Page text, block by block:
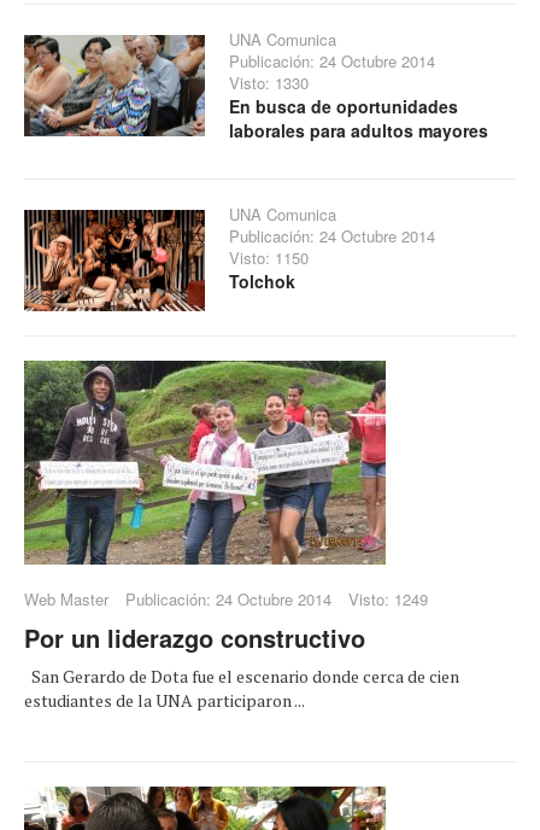
UNA Comunica
Publicación: 24 Octubre 2014
Visto: 1330
En busca de oportunidades
laborales para adultos mayores
UNA Comunica
Publicación: 24 Octubre 2014
Visto: 1150
Tolchok
Web Master Publicación: 24 Octubre 2014 Visto: 1249
Por un liderazgo constructivo
San Gerardo de Dota fue el escenario donde cerca de cien
estudiantes de la UNA participaron ...